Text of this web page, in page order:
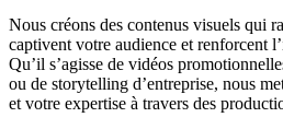
Nous créons des contenus visuels qui
captivent votre audience et renforcent
Qu’il s’agisse de vidéos
ou de storytelling d’entreprise, nous
et votre expertise à travers des